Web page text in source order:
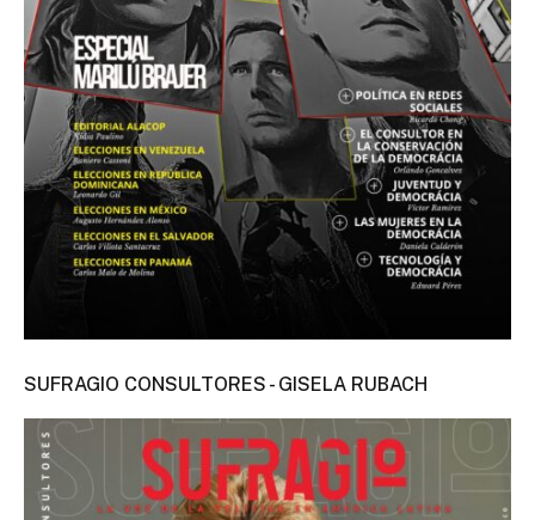
SUFRAGIO CONSULTORES - GISELA RUBACH